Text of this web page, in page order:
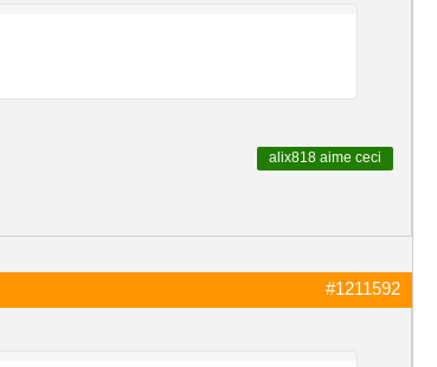
alix818 aime ceci
#1211592